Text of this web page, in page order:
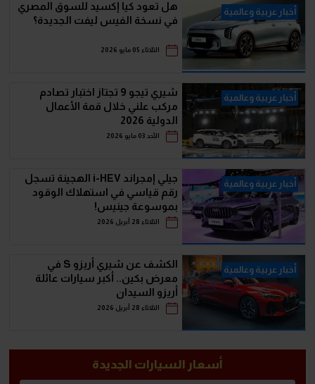
أخبار عربية وعالمية
هل تعود كيا إكسيد للسوق المصري
في نسخة الفيس ليفت الجديدة؟
الثلاثاء 05 مايو 2026
أخبار عربية وعالمية
شيري تيجو 9 تجتاز اختبار تصادم
مركب علني خلال قمة الأعمال
الدولية 2026
الأحد 03 مايو 2026
أخبار عربية وعالمية
جيلي إمجراند i-HEV الهجينة تسجل
رقم قياسي في استهلاك الوقود
بموسوعة جينيس!
الثلاثاء 28 أبريل 2026
أخبار عربية وعالمية
الكشف عن شيري أريزو S في
معرض بكين.. أكبر سيارات عائلة
أريزو السيدان
الثلاثاء 28 أبريل 2026
أسعار السيارات الجديدة